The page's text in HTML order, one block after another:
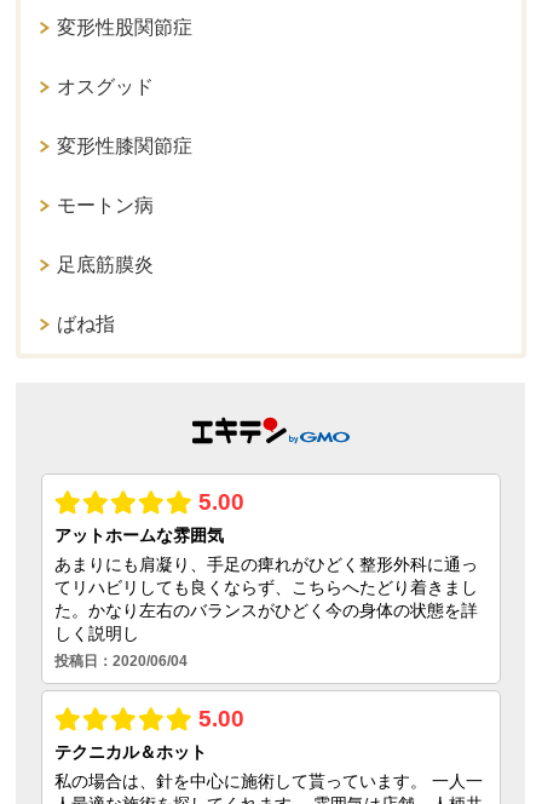
変形性股関節症
オスグッド
変形性膝関節症
モートン病
足底筋膜炎
ばね指